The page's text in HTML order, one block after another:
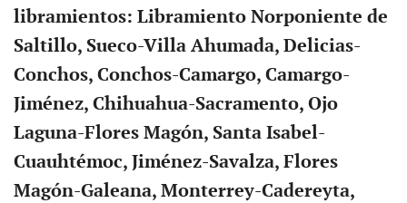
libramientos: Libramiento Norponiente de
Saltillo, Sueco-Villa Ahumada, Delicias-
Conchos, Conchos-Camargo, Camargo-
Jiménez, Chihuahua-Sacramento, Ojo
Laguna-Flores Magón, Santa Isabel-
Cuauhtémoc, Jiménez-Savalza, Flores
Magón-Galeana, Monterrey-Cadereyta,